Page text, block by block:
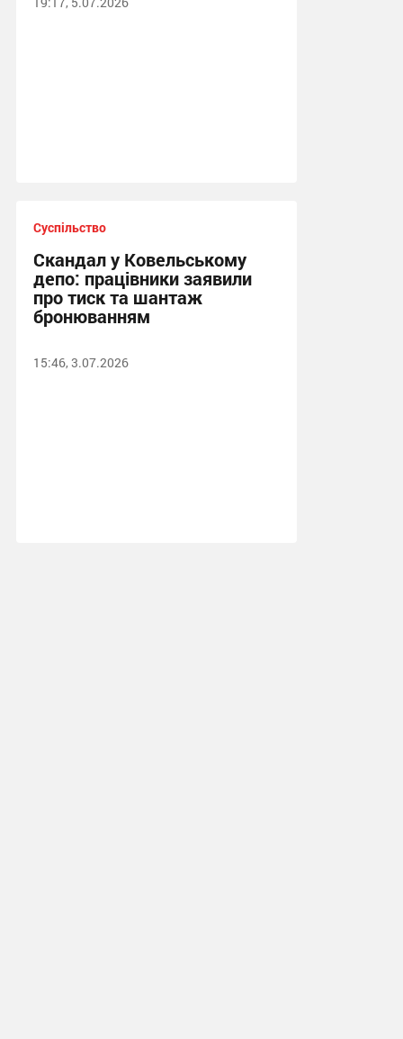
Суспільство
Скандал у Ковельському
депо: працівники заявили
про тиск та шантаж
бронюванням
15:46, 3.07.2026